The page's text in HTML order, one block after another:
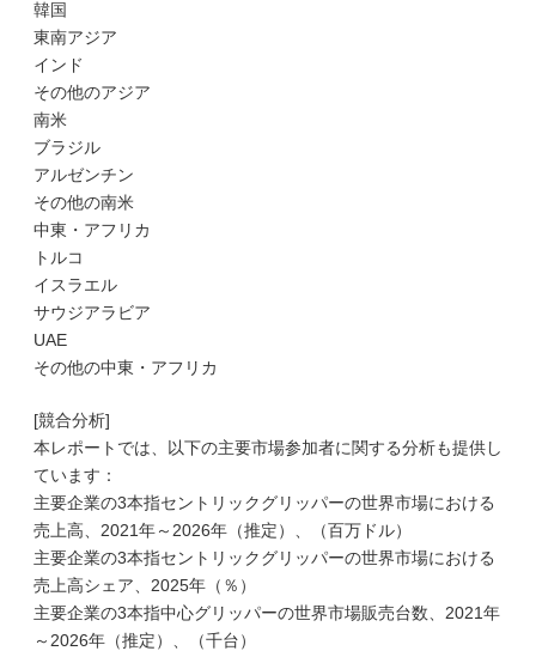
韓国
東南アジア
インド
その他のアジア
南米
ブラジル
アルゼンチン
その他の南米
中東・アフリカ
トルコ
イスラエル
サウジアラビア
UAE
その他の中東・アフリカ
[競合分析]
本レポートでは、以下の主要市場参加者に関する分析も提供し
ています：
主要企業の3本指セントリックグリッパーの世界市場における
売上高、2021年～2026年（推定）、（百万ドル）
主要企業の3本指セントリックグリッパーの世界市場における
売上高シェア、2025年（％）
主要企業の3本指中心グリッパーの世界市場販売台数、2021年
～2026年（推定）、（千台）